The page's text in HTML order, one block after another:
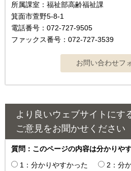
所属課室：福祉部高齢福祉課
箕面市萱野5-8-1
電話番号：072-727-9505
ファックス番号：072-727-3539
より良いウェブサイトにす
ご意見をお聞かせください
質問：このページの内容は分かりや
1：分かりやすかった
2：分